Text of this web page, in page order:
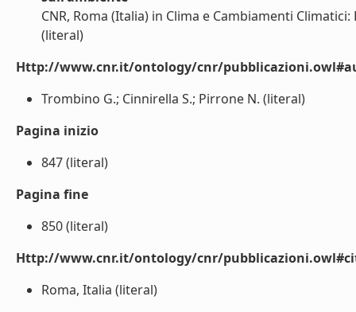
CNR, Roma (Italia) in Clima e Cambiamenti
(literal)
Http://www.cnr.it/ontology/cnr/
Trombino G.; Cinnirella S.; Pirrone N. (literal)
Pagina inizio
847 (literal)
Pagina fine
850 (literal)
Http://www.cnr.it/ontology/cnr/
Roma, Italia (literal)